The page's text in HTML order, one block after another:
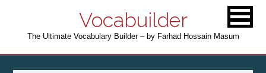
Vocabuilder
The Ultimate Vocabulary Builder – by Farhad Hossain Masum